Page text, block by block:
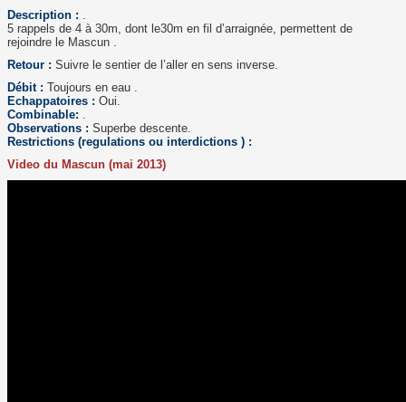
Description : .
5 rappels de 4 à 30m, dont le30m en fil d’arraignée, permettent de
rejoindre le Mascun .
Retour : Suivre le sentier de l’aller en sens inverse.
Débit : Toujours en eau .
Echappatoires : Oui.
Combinable: .
Observations : Superbe descente.
Restrictions (regulations ou interdictions ) :
Video du Mascun (mai 2013)